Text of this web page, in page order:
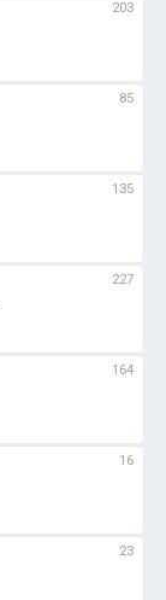
203
85
135
227
164
16
23